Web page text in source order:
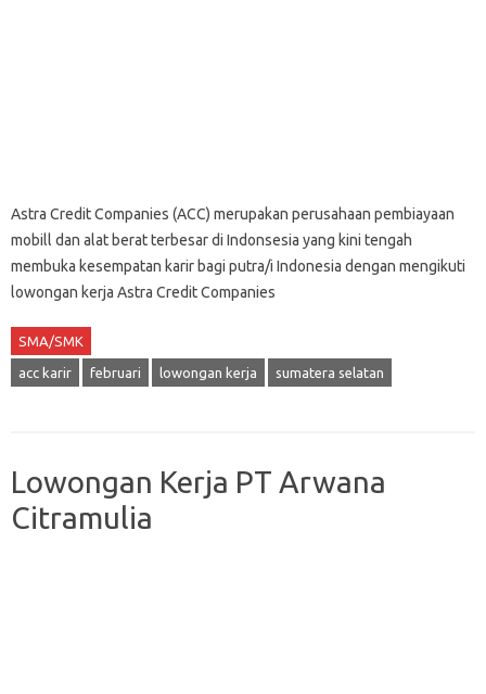
Astra Credit Companies (ACC) merupakan perusahaan pembiayaan
mobill dan alat berat terbesar di Indonsesia yang kini tengah
membuka kesempatan karir bagi putra/i Indonesia dengan mengikuti
lowongan kerja Astra Credit Companies
SMA/SMK
acc karir februari lowongan kerja sumatera selatan
Lowongan Kerja PT Arwana
Citramulia